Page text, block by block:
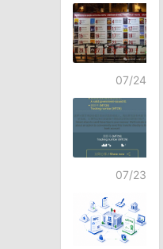
07/24
07/23